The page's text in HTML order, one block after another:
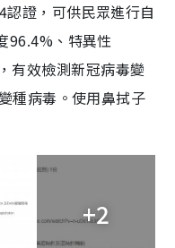
證，可供民眾進行自
96.4%、特異性
有效檢測新冠病毒變
種病毒。使用鼻拭子
+2